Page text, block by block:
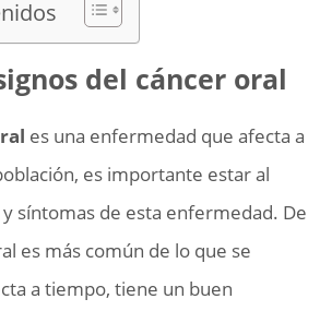
del cáncer oral
es una enfermedad que afecta a
es importante estar al
síntomas de esta enfermedad. De
es más común de lo que se
a tiempo, tiene un buen